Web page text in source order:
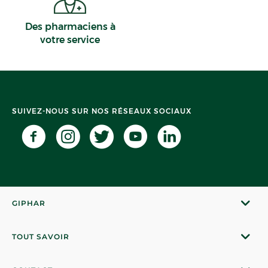
Des pharmaciens à
votre service
SUIVEZ-NOUS SUR NOS RÉSEAUX SOCIAUX
GIPHAR
TOUT SAVOIR